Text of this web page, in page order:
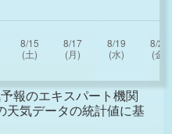
報のエキスパート機関
天気データの統計値に基